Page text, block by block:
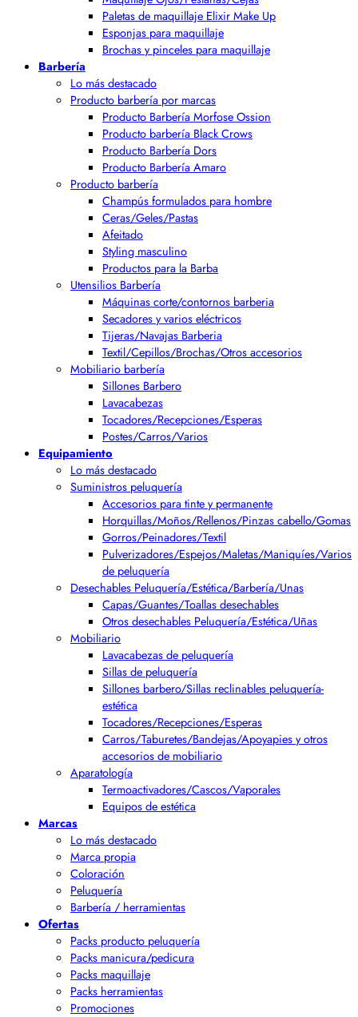
Paletas de maquillaje Elixir Make Up
Esponjas para maquillaje
Brochas y pinceles para maquillaje
Barbería
Lo más destacado
Producto barbería por marcas
Producto Barbería Morfose Ossion
Producto barbería Black Crows
Producto Barbería Dors
Producto Barbería Amaro
Producto barbería
Champús formulados para hombre
Ceras/Geles/Pastas
Afeitado
Styling masculino
Productos para la Barba
Utensilios Barbería
Máquinas corte/contornos barberia
Secadores y varios eléctricos
Tijeras/Navajas Barberia
Textil/Cepillos/Brochas/Otros accesorios
Mobiliario barbería
Sillones Barbero
Lavacabezas
Tocadores/Recepciones/Esperas
Postes/Carros/Varios
Equipamiento
Lo más destacado
Suministros peluquería
Accesorios para tinte y permanente
Horquillas/Moños/Rellenos/Pinzas cabello/Gomas
Gorros/Peinadores/Textil
Pulverizadores/Espejos/Maletas/Maniquíes/Varios
de peluquería
Desechables Peluquería/Estética/Barbería/Unas
Capas/Guantes/Toallas desechables
Otros desechables Peluquería/Estética/Uñas
Mobiliario
Lavacabezas de peluquería
Sillas de peluquería
Sillones barbero/Sillas reclinables peluquería-
estética
Tocadores/Recepciones/Esperas
Carros/Taburetes/Bandejas/Apoyapies y otros
accesorios de mobiliario
Aparatología
Termoactivadores/Cascos/Vaporales
Equipos de estética
Marcas
Lo más destacado
Marca propia
Coloración
Peluquería
Barbería / herramientas
Ofertas
Packs producto peluquería
Packs manicura/pedicura
Packs maquillaje
Packs herramientas
Promociones